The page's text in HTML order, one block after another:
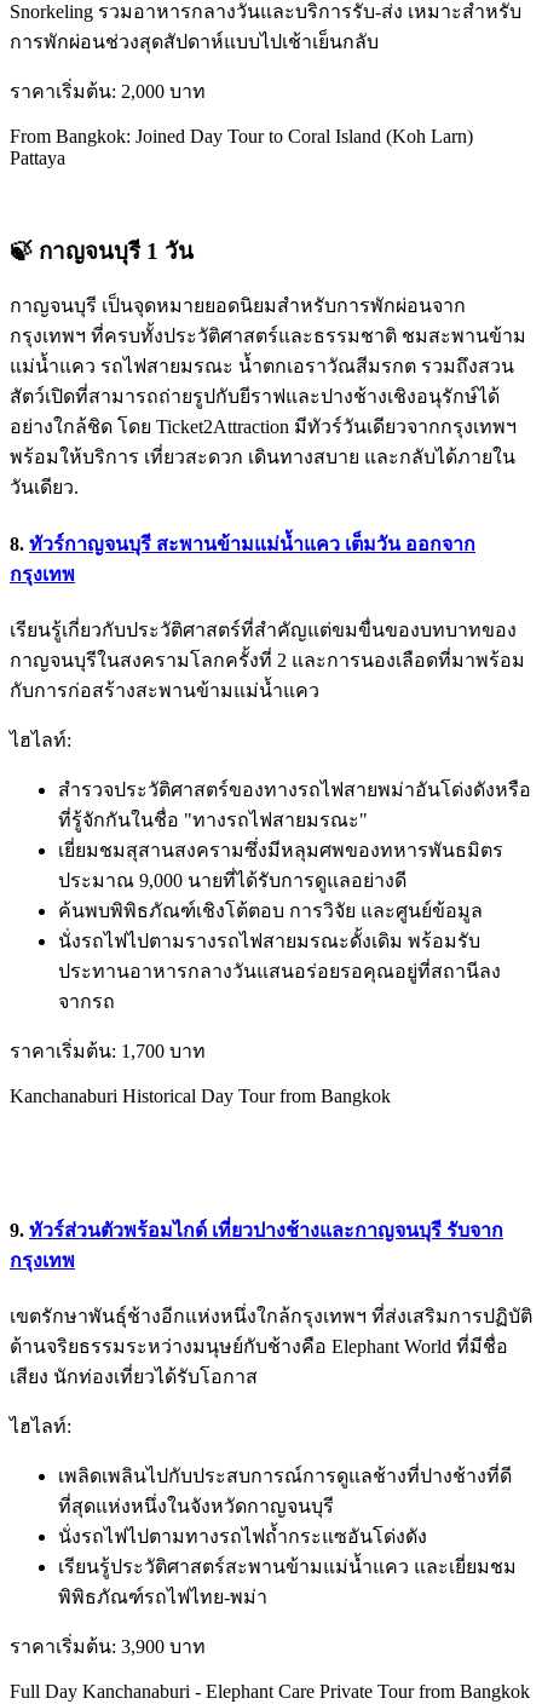
Snorkeling รวมอาหารกลางวันและบริการรับ-ส่ง เหมาะสำหรับ
การพักผ่อนช่วงสุดสัปดาห์แบบไปเช้าเย็นกลับ
ราคาเริ่มต้น: 2,000 บาท
From Bangkok: Joined Day Tour to Coral Island (Koh Larn)
Pattaya
🍃 กาญจนบุรี 1 วัน
กาญจนบุรี เป็นจุดหมายยอดนิยมสำหรับการพักผ่อนจาก
กรุงเทพฯ ที่ครบทั้งประวัติศาสตร์และธรรมชาติ ชมสะพานข้าม
แม่น้ำแคว รถไฟสายมรณะ น้ำตกเอราวัณสีมรกต รวมถึงสวน
สัตว์เปิดที่สามารถถ่ายรูปกับยีราฟและปางช้างเชิงอนุรักษ์ได้
อย่างใกล้ชิด โดย Ticket2Attraction มีทัวร์วันเดียวจากกรุงเทพฯ
พร้อมให้บริการ เที่ยวสะดวก เดินทางสบาย และกลับได้ภายใน
วันเดียว.
8. ทัวร์กาญจนบุรี สะพานข้ามแม่น้ำแคว เต็มวัน ออกจาก
กรุงเทพ
เรียนรู้เกี่ยวกับประวัติศาสตร์ที่สำคัญแต่ขมขื่นของบทบาทของ
กาญจนบุรีในสงครามโลกครั้งที่ 2 และการนองเลือดที่มาพร้อม
กับการก่อสร้างสะพานข้ามแม่น้ำแคว
ไฮไลท์:
สำรวจประวัติศาสตร์ของทางรถไฟสายพม่าอันโด่งดังหรือ
ที่รู้จักกันในชื่อ "ทางรถไฟสายมรณะ"
เยี่ยมชมสุสานสงครามซึ่งมีหลุมศพของทหารพันธมิตร
ประมาณ 9,000 นายที่ได้รับการดูแลอย่างดี
ค้นพบพิพิธภัณฑ์เชิงโต้ตอบ การวิจัย และศูนย์ข้อมูล
นั่งรถไฟไปตามรางรถไฟสายมรณะดั้งเดิม พร้อมรับ
ประทานอาหารกลางวันแสนอร่อยรอคุณอยู่ที่สถานีลง
จากรถ
ราคาเริ่มต้น: 1,700 บาท
Kanchanaburi Historical Day Tour from Bangkok
9. ทัวร์ส่วนตัวพร้อมไกด์ เที่ยวปางช้างและกาญจนบุรี รับจาก
กรุงเทพ
เขตรักษาพันธุ์ช้างอีกแห่งหนึ่งใกล้กรุงเทพฯ ที่ส่งเสริมการปฏิบัติ
ด้านจริยธรรมระหว่างมนุษย์กับช้างคือ Elephant World ที่มีชื่อ
เสียง นักท่องเที่ยวได้รับโอกาส
ไฮไลท์:
เพลิดเพลินไปกับประสบการณ์การดูแลช้างที่ปางช้างที่ดี
ที่สุดแห่งหนึ่งในจังหวัดกาญจนบุรี
นั่งรถไฟไปตามทางรถไฟถ้ำกระแซอันโด่งดัง
เรียนรู้ประวัติศาสตร์สะพานข้ามแม่น้ำแคว และเยี่ยมชม
พิพิธภัณฑ์รถไฟไทย-พม่า
ราคาเริ่มต้น: 3,900 บาท
Full Day Kanchanaburi - Elephant Care Private Tour from Bangkok